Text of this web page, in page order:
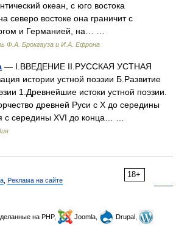
океан, с юго востока
северо востоке она граничит с
и Германией, на… …
Ф.А. Брокгауза и И.А. Ефрона
— I.ВВЕДЕНИЕ II.РУССКАЯ УСТНАЯ
истории устной поэзии Б.Развитие
1.Древнейшие истоки устной поэзии.
древней Руси с X до середины
с середины XVI до конца… …
18+
Реклама на сайте
на PHP, Joomla,
Drupal,